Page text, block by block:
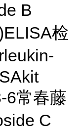
B
检
6常春藤
C